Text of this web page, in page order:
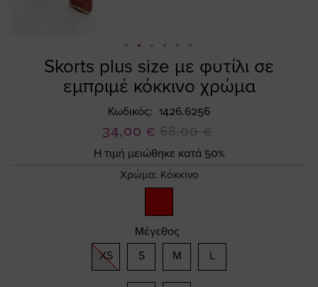
Skorts plus size με φυτίλι σε
εμπριμέ κόκκινο χρώμα
Κωδικός 1426.6256
Ειδική
Τιμή
34,00 € 68,00 €
Η τιμή μειώθηκε κατά 50%
Χρώμα: Κόκκινο
Μέγεθος
XS
S M L